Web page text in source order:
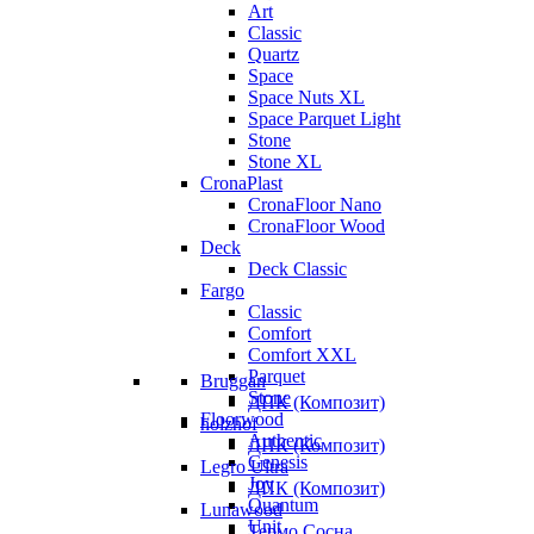
Art
Classic
Quartz
Space
Space Nuts XL
Space Parquet Light
Stone
Stone XL
CronaPlast
CronaFloor Nano
CronaFloor Wood
Deck
Deck Classic
Fargo
Classic
Comfort
Comfort XXL
Parquet
Stone
Floorwood
Authentic
Genesis
Joy
Quantum
Unit
Bruggan
ДПК (Композит)
holzhof
ДПК (Композит)
Legro Ultra
ДПК (Композит)
Lunawood